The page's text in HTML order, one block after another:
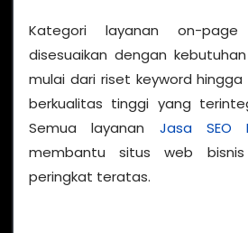
Kategori layanan on-
disesuaikan dengan
mulai dari riset keyword
berkualitas tinggi yang
Semua layanan Jasa SEO
membantu situs web
peringkat teratas.